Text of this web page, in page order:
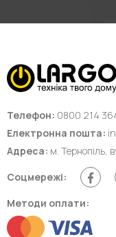
Телефон: 0800 214
Електронна пошта:
Адреса: м. Тернопіль,
Соцмережі:
Методи оплати: